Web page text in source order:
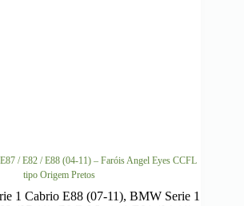
/ E82 / E88 (04-11) – Faróis Angel Eyes CCFL
tipo Origem Pretos
1 Cabrio E88 (07-11), BMW Serie 1